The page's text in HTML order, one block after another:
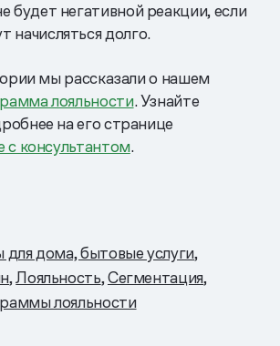
будет негативной реакции, если
начисляться долго.
мы рассказали о нашем
лояльности. Узнайте
на его странице
с консультантом.
дома, бытовые услуги
Лояльность Сегментация
лояльности